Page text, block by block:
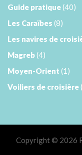
Guide pratique(40)
Les Caraïbes (8)
Les navires de
Magreb(4)
Moyen-Orient (1)
Voiliers de croisière
Copyright © 2026